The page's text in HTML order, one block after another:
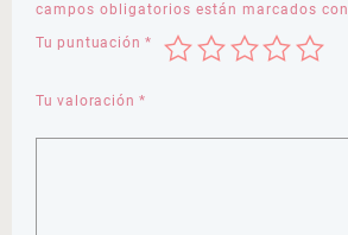
campos obligatorios están marcados con
Tu puntuación*
Tu valoración*